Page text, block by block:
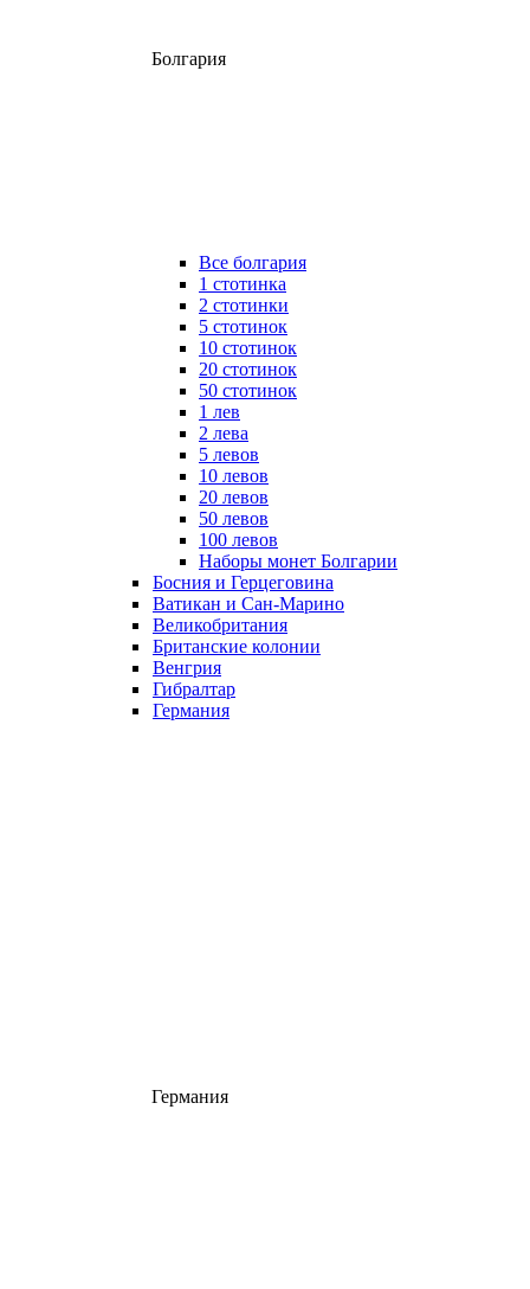
Болгария
Все болгария
1 стотинка
2 стотинки
5 стотинок
10 стотинок
20 стотинок
50 стотинок
1 лев
2 лева
5 левов
10 левов
20 левов
50 левов
100 левов
Наборы монет Болгарии
Босния и Герцеговина
Ватикан и Сан-Марино
Великобритания
Британские колонии
Венгрия
Гибралтар
Германия
Германия